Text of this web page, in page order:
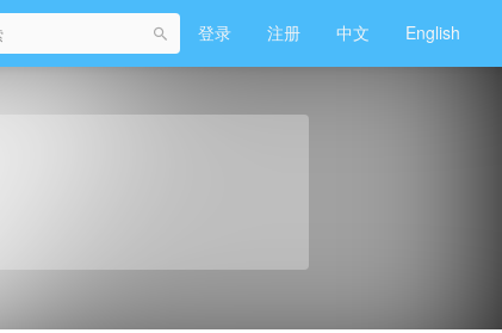
登录 注册 中文 English